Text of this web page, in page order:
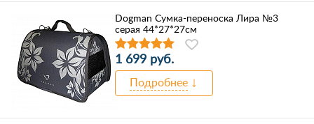
Dogman Сумка-переноска Лира №3
серая 44*27*27см
1 699 руб.
Подробнее